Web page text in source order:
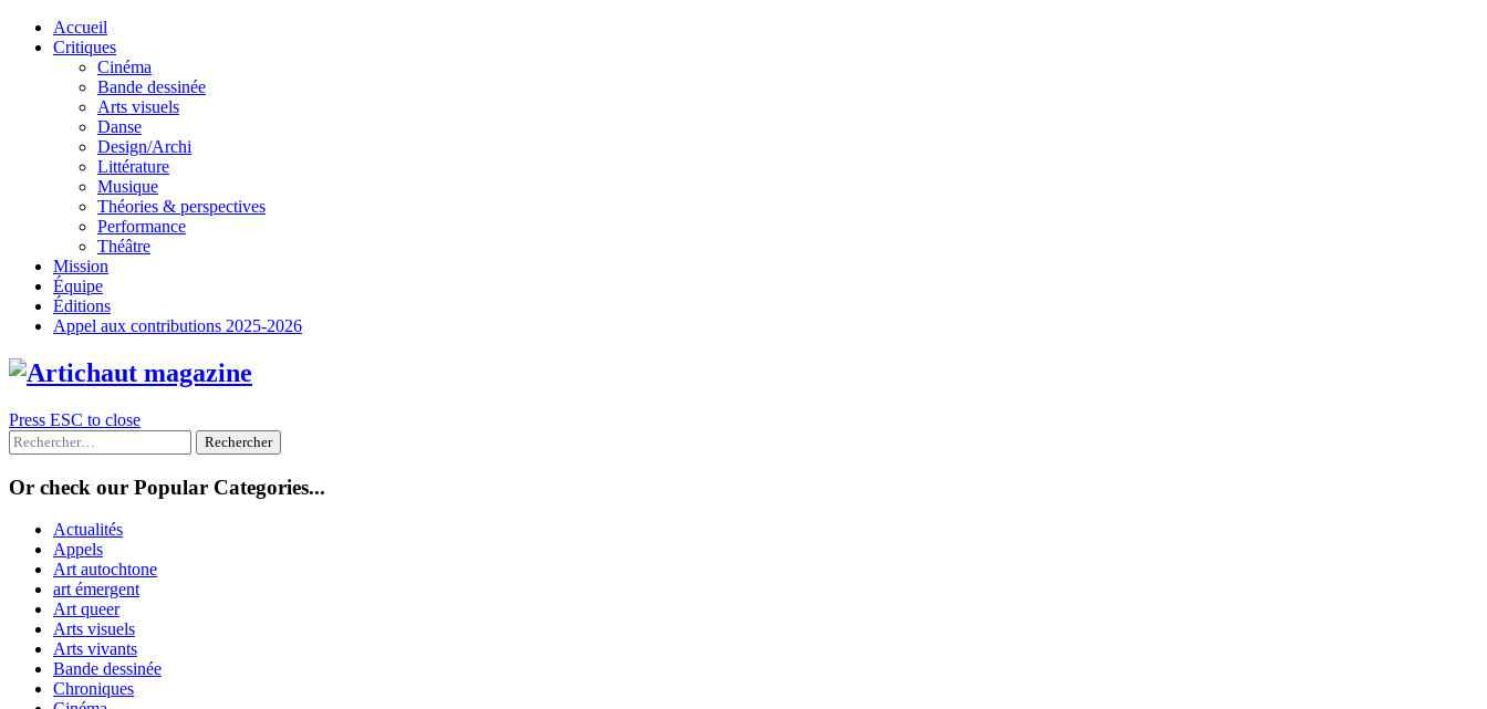
Skip
Accueil
Critiques
Cinéma
Bande dessinée
Arts visuels
Danse
Design/Archi
Littérature
Musique
Théories & perspectives
Performance
Théâtre
Mission
Équipe
Éditions
Appel aux contributions 2025-2026
Press ESC to close
Rechercher :
Or check our Popular Categories...
Actualités
Appels
Art autochtone
art émergent
Art queer
Arts visuels
Arts vivants
Bande dessinée
Chroniques